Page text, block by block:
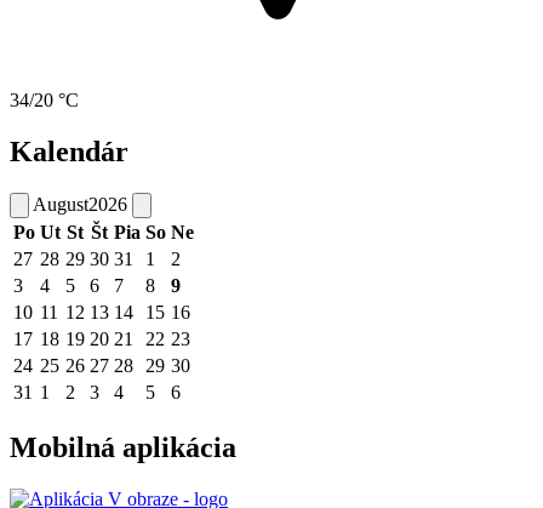
34/20 °C
Kalendár
August2026
Po Ut St Št Pia So Ne
27 28 29 30 31 1
2
3
4 5 6 7 8
9
10 11 12 13 14 15 16
17 18 19 20 21 22 23
24 25 26 27 28 29 30
31 1 2 3 4 5 6
Mobilná aplikácia